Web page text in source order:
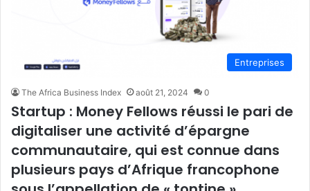
Entreprises
The Africa Business Index août 21, 2024 0
Startup : Money Fellows réussi le pari de
digitaliser une activité d’épargne
communautaire, qui est connue dans
plusieurs pays d’Afrique francophone